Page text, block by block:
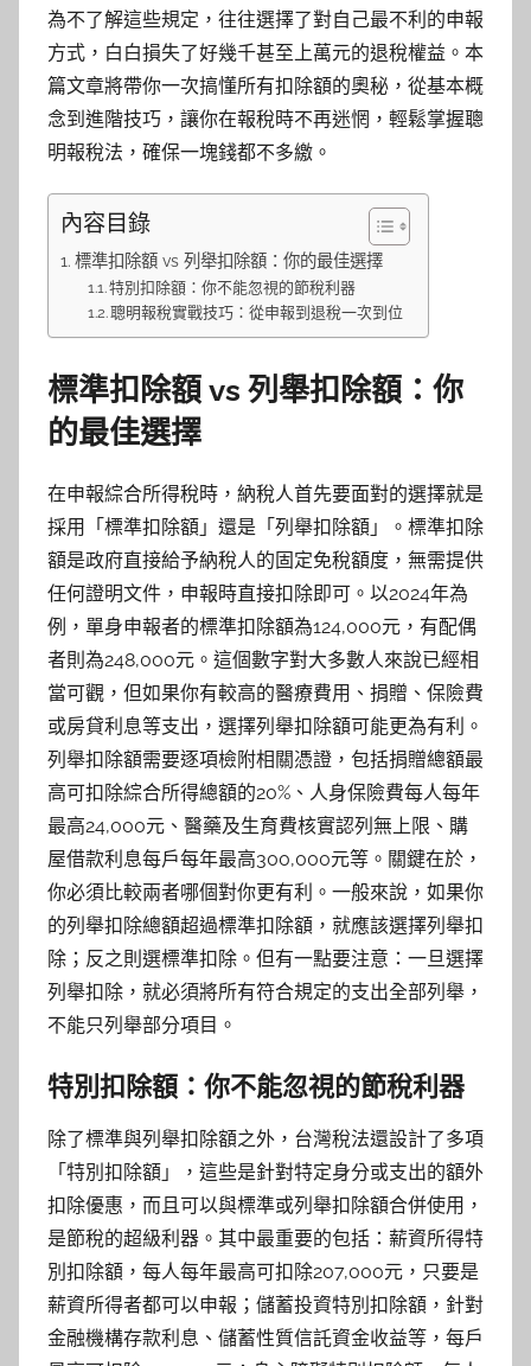
為不了解這些規定，往往選擇了對自己最不利的申報
方式，白白損失了好幾千甚至上萬元的退稅權益。本
篇文章將帶你一次搞懂所有扣除額的奧秘，從基本概
念到進階技巧，讓你在報稅時不再迷惘，輕鬆掌握聰
明報稅法，確保一塊錢都不多繳。
內容目錄
標準扣除額 vs 列舉扣除額：你的最佳選擇
特別扣除額：你不能忽視的節稅利器
聰明報稅實戰技巧：從申報到退稅一次到位
標準扣除額 vs 列舉扣除額：你
的最佳選擇
在申報綜合所得稅時，納稅人首先要面對的選擇就是
採用「標準扣除額」還是「列舉扣除額」。標準扣除
額是政府直接給予納稅人的固定免稅額度，無需提供
任何證明文件，申報時直接扣除即可。以2024年為
例，單身申報者的標準扣除額為124,000元，有配偶
者則為248,000元。這個數字對大多數人來說已經相
當可觀，但如果你有較高的醫療費用、捐贈、保險費
或房貸利息等支出，選擇列舉扣除額可能更為有利。
列舉扣除額需要逐項檢附相關憑證，包括捐贈總額最
高可扣除綜合所得總額的20%、人身保險費每人每年
最高24,000元、醫藥及生育費核實認列無上限、購
屋借款利息每戶每年最高300,000元等。關鍵在於，
你必須比較兩者哪個對你更有利。一般來說，如果你
的列舉扣除總額超過標準扣除額，就應該選擇列舉扣
除；反之則選標準扣除。但有一點要注意：一旦選擇
列舉扣除，就必須將所有符合規定的支出全部列舉，
不能只列舉部分項目。
特別扣除額：你不能忽視的節稅利器
除了標準與列舉扣除額之外，台灣稅法還設計了多項
「特別扣除額」，這些是針對特定身分或支出的額外
扣除優惠，而且可以與標準或列舉扣除額合併使用，
是節稅的超級利器。其中最重要的包括：薪資所得特
別扣除額，每人每年最高可扣除207,000元，只要是
薪資所得者都可以申報；儲蓄投資特別扣除額，針對
金融機構存款利息、儲蓄性質信託資金收益等，每戶